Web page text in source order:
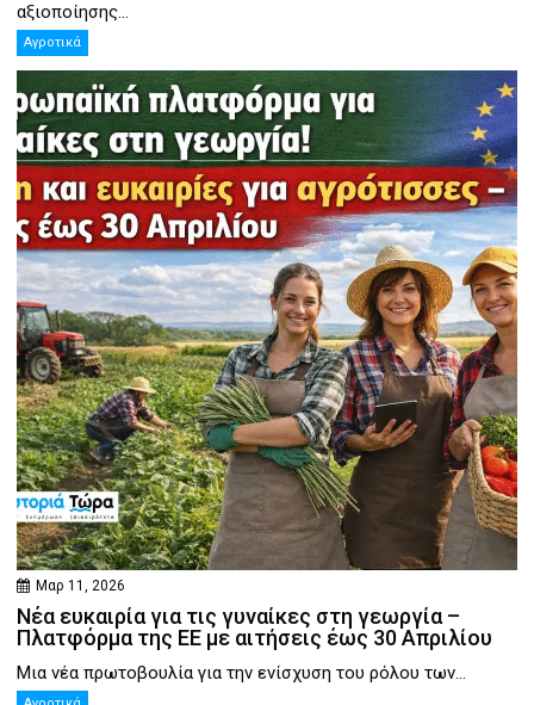
αξιοποίησης...
Αγροτικά
Μαρ 11, 2026
Νέα ευκαιρία για τις γυναίκες στη γεωργία –
Πλατφόρμα της ΕΕ με αιτήσεις έως 30 Απριλίου
Μια νέα πρωτοβουλία για την ενίσχυση του ρόλου των...